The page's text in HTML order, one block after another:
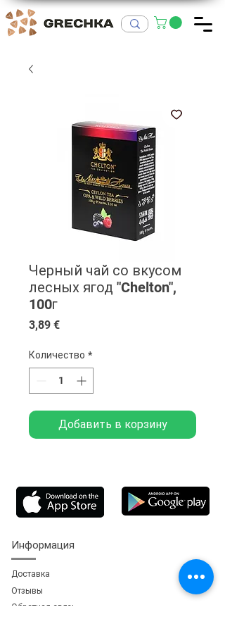
Черный чай со вкусом
лесных ягод "Chelton",
100г
3,89 €Цена
Количество *
Добавить в корзину
Информация
Доставка
Отзывы
Обратная связь